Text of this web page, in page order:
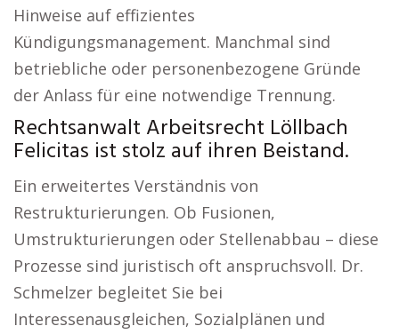
Hinweise auf effizientes
Kündigungsmanagement. Manchmal sind
betriebliche oder personenbezogene Gründe
der Anlass für eine notwendige Trennung.
Rechtsanwalt Arbeitsrecht Löllbach
Felicitas ist stolz auf ihren Beistand.
Ein erweitertes Verständnis von
Restrukturierungen. Ob Fusionen,
Umstrukturierungen oder Stellenabbau – diese
Prozesse sind juristisch oft anspruchsvoll. Dr.
Schmelzer begleitet Sie bei
Interessenausgleichen, Sozialplänen und